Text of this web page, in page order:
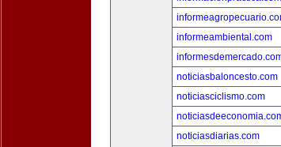
informeambiental.com
noticiasbaloncesto.com
noticiasciclismo.com
noticiasdiarias.com